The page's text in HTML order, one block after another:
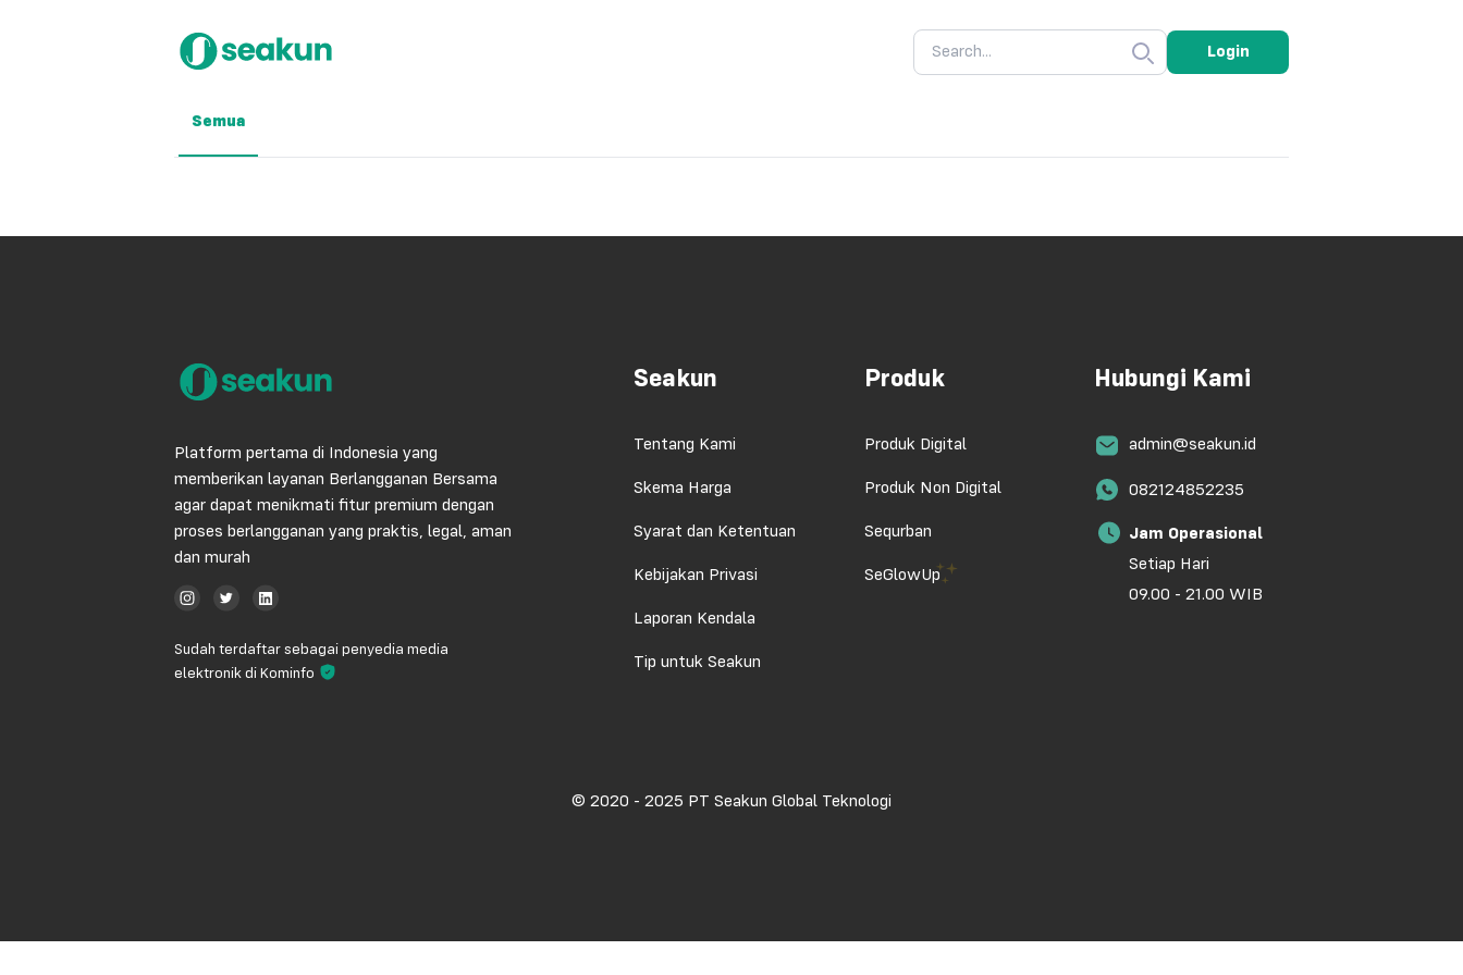
Login
Semua
Platform pertama di Indonesia yang
memberikan layanan Berlangganan Bersama
agar dapat menikmati fitur premium dengan
proses berlangganan yang praktis, legal, aman
dan murah
Sudah terdaftar sebagai penyedia media
elektronik di Kominfo
Seakun
Tentang Kami
Skema Harga
Syarat dan Ketentuan
Kebijakan Privasi
Laporan Kendala
Tip untuk Seakun
Produk
Produk Digital
Produk Non Digital
Sequrban
SeGlowUp
Hubungi Kami
admin@seakun.id
082124852235
Jam Operasional
Setiap Hari
09.00 - 21.00 WIB
© 2020 - 2025 PT Seakun Global Teknologi